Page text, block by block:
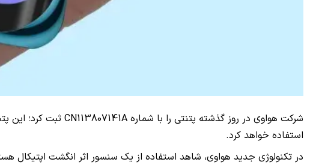
شرکت هواوی در روز گذشته پتنتی را با شماره CN113807141A ثبت کرد؛ این
استفاده خواهد کرد.
در تکنولوژی جدید هواوی، شاهد استفاده از یک سنسور اثر انگشت